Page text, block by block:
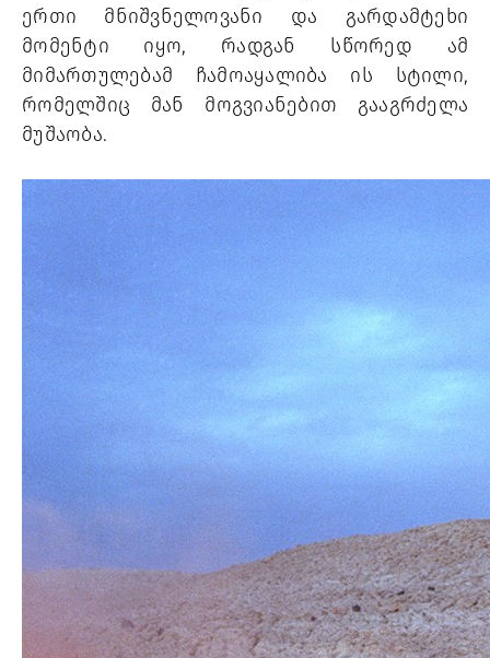
ერთი მნიშვნელოვანი და გარდამტეხი
მომენტი იყო, რადგან სწორედ ამ
მიმართულებამ ჩამოაყალიბა ის სტილი,
რომელშიც მან მოგვიანებით გააგრძელა
მუშაობა.